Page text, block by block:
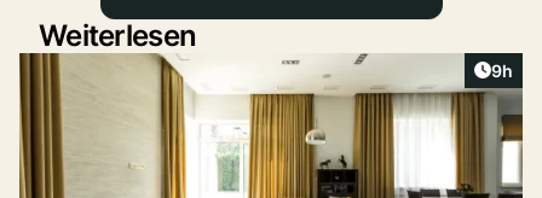
Weiterlesen
9h